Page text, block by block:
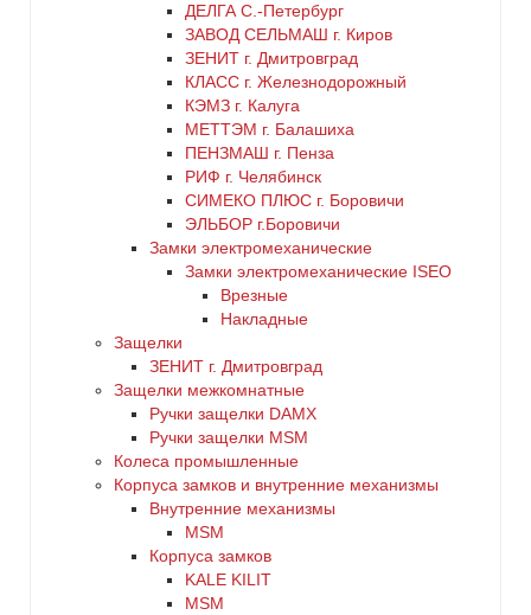
ДЕЛГА С.-Петербург
ЗАВОД СЕЛЬМАШ г. Киров
ЗЕНИТ г. Дмитровград
КЛАСС г. Железнодорожный
КЭМЗ г. Калуга
МЕТТЭМ г. Балашиха
ПЕНЗМАШ г. Пенза
РИФ г. Челябинск
СИМЕКО ПЛЮС г. Боровичи
ЭЛЬБОР г.Боровичи
Замки электромеханические
Замки электромеханические ISEO
Врезные
Накладные
Защелки
ЗЕНИТ г. Дмитровград
Защелки межкомнатные
Ручки защелки DAMX
Ручки защелки MSM
Колеса промышленные
Корпуса замков и внутренние механизмы
Внутренние механизмы
MSM
Корпуса замков
KALE KILIT
MSM